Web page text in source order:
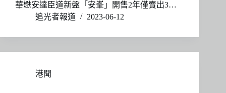
華懋安達臣道新盤「安峯」開售2年僅賣出3…
追光者報道
2023-06-12
港聞